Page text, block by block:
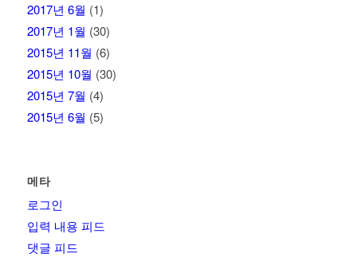
2017년 6월 (1)
2017년 1월 (30)
2015년 11월 (6)
2015년 10월 (30)
2015년 7월 (4)
2015년 6월 (5)
메타
로그인
입력 내용 피드
댓글 피드